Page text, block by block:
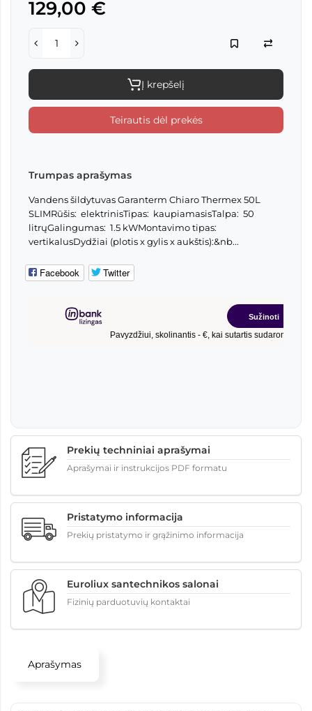
129,00 €
Į krepšelį
Teirautis dėl prekės
Trumpas aprašymas
Vandens šildytuvas Garanterm Chiaro Thermex 50L
SLIMRūšis: elektrinisTipas: kaupiamasisTalpa: 50
litrųGalingumas: 1.5 kWMontavimo tipas:
vertikalusDydžiai (plotis x gylis x aukštis):&nb...
Facebook Twitter
Prekių techniniai aprašymai
Aprašymai ir instrukcijos PDF formatu
Pristatymo informacija
Prekių pristatymo ir grąžinimo informacija
Euroliux santechnikos salonai
Fizinių parduotuvių kontaktai
Aprašymas